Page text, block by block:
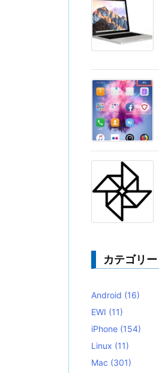
カテゴリー
Android (16)
EWI (11)
iPhone (154)
Linux (11)
Mac (301)